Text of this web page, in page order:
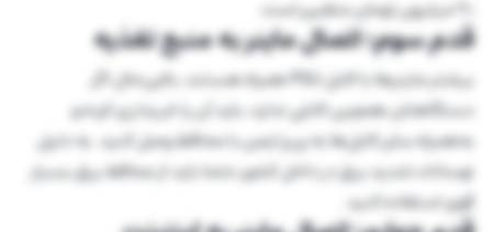
20 میلیون تومان متغییر است.
قدم سوم؛ اتصال ماینر به منبع تغذیه
بیشتر ماینر‌ها با کابل PSU همراه هستند، بااین‌حال اگر
دستگاهتان همچین کابلی ندارد، باید آن را خریداری کرده و
به‌همراه سایر کابل‌ها به پریز ایمن با محافظ وصل کنید. به دلیل
نوسانات شدید برق در داخل کشور حتما باید از محافظ برق بسیار
قوی استفاده کنید.